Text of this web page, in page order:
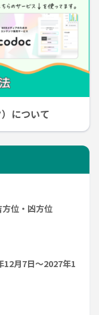
について
位・凶方位
12月7日～2027年1